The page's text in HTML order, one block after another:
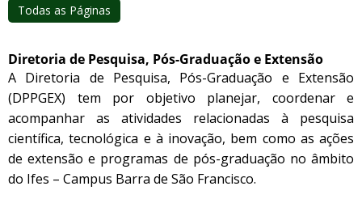
Todas as Páginas
Diretoria de Pesquisa, Pós-Graduação e Extensão
A Diretoria de Pesquisa, Pós-Graduação e Extensão
(DPPGEX) tem por objetivo planejar, coordenar e
acompanhar as atividades relacionadas à pesquisa
científica, tecnológica e à inovação, bem como as ações
de extensão e programas de pós-graduação no âmbito
do Ifes – Campus Barra de São Francisco.